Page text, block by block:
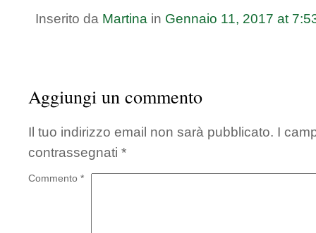
Inserito da Martina in Gennaio 11, 2017 at
Aggiungi un commento
Il tuo indirizzo email non sarà pubblicato. I
contrassegnati *
Commento *